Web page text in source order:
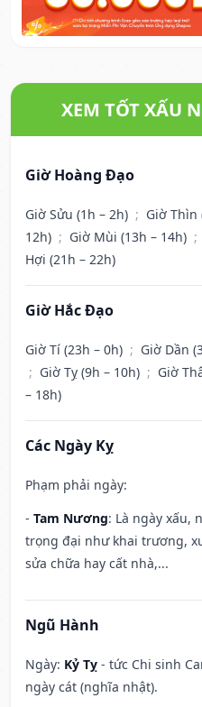
XEM TỐT XẤU
Giờ Hoàng Đạo
Giờ Sửu (1h – 2h) ; Giờ Thìn
12h) ; Giờ Mùi (13h – 14h) ;
Hợi (21h – 22h)
Giờ Hắc Đạo
Giờ Tí (23h – 0h) ; Giờ Dần
; Giờ Tỵ (9h – 10h) ; Giờ
– 18h)
Các Ngày Kỵ
Phạm phải ngày:
- Tam Nương: Là ngày xấu,
trọng đại như khai trương,
sửa chữa hay cất nhà,...
Ngũ Hành
Ngày: Kỷ Tỵ - tức Chi sinh
ngày cát (nghĩa nhật).